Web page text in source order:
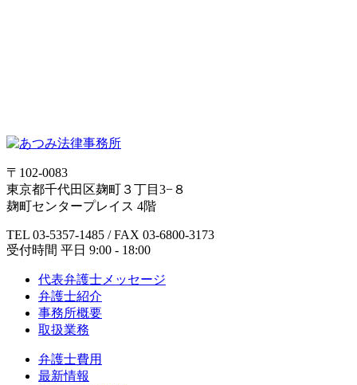
〒102-0083
東京都千代田区麹町３丁目3−８
麹町センタープレイス 4階
TEL 03-5357-1485 / FAX 03-6800-3173
受付時間 平日 9:00 - 18:00
代表弁護士メッセージ
弁護士紹介
事務所概要
取扱業務
弁護士費用
最新情報